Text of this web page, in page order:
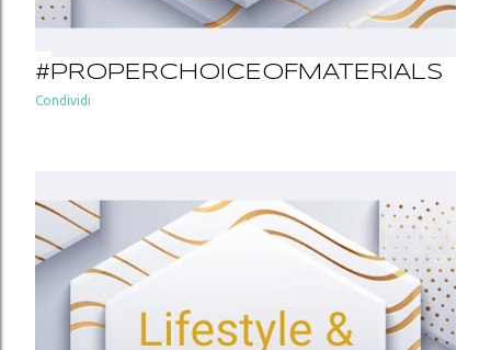
#PROPERCHOICEOFMATERIALS
Condividi